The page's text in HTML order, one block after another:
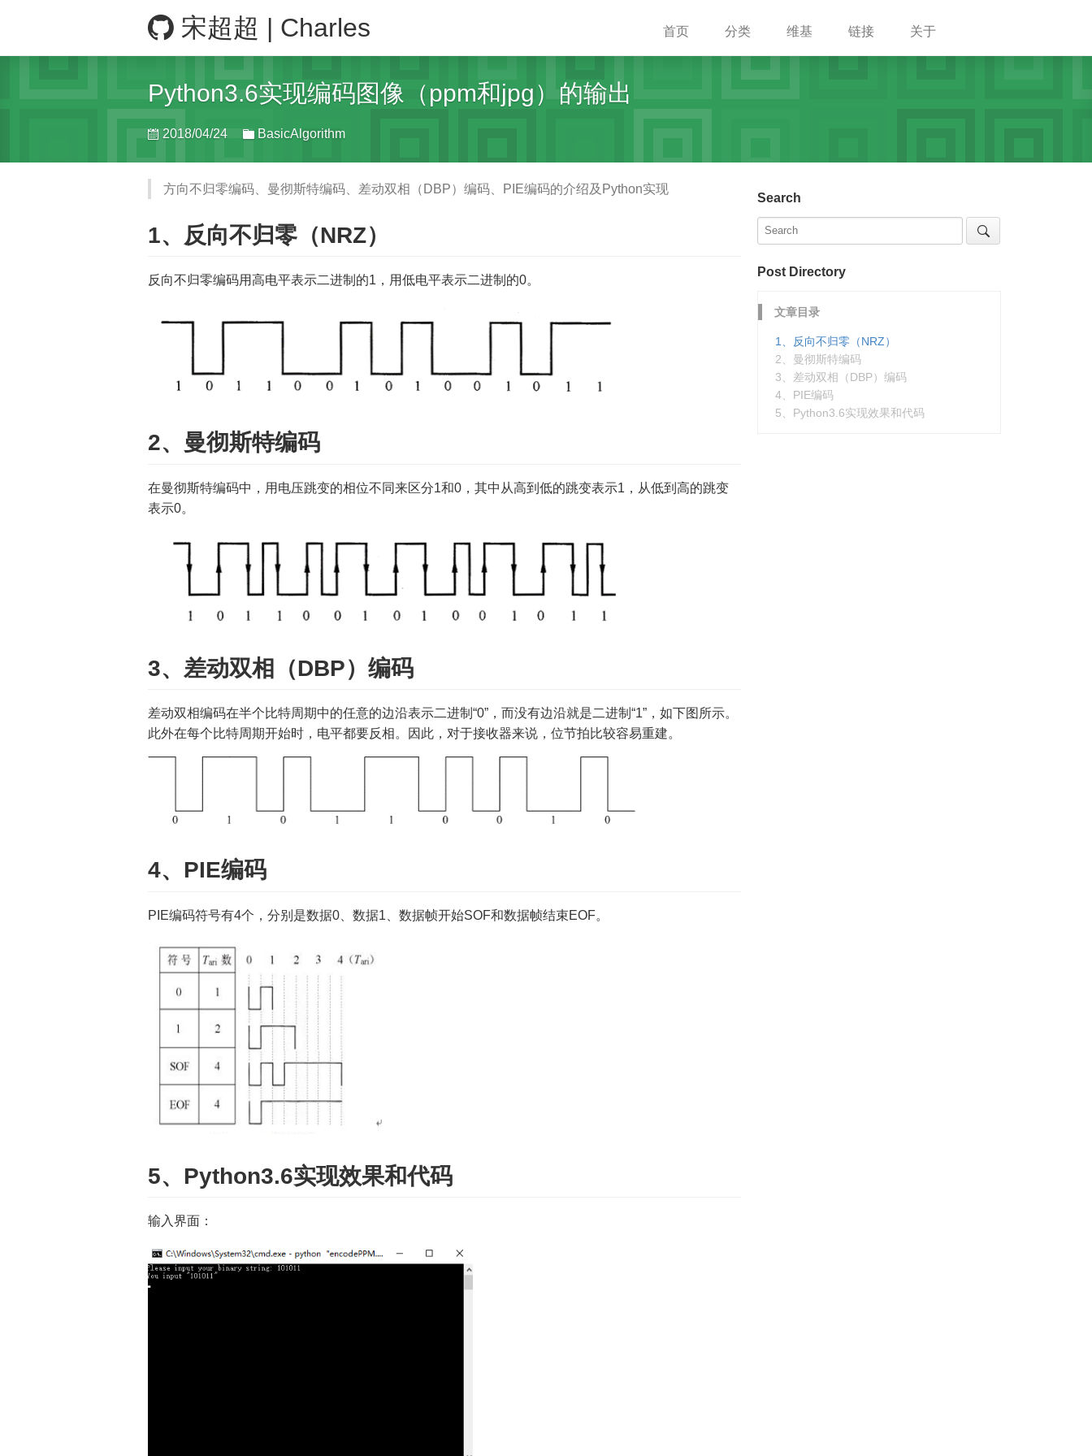
宋超超 | Charles 首页 分类 维基 链接 关于
Python3.6实现编码图像（ppm和jpg）的输出
2018/04/24 BasicAlgorithm
方向不归零编码、曼彻斯特编码、差动双相（DBP）编码、PIE编码的介绍及Python实现
1、反向不归零（NRZ）
反向不归零编码用高电平表示二进制的1，用低电平表示二进制的0。
2、曼彻斯特编码
在曼彻斯特编码中，用电压跳变的相位不同来区分1和0，其中从高到低的跳变表示1，从低到高的跳变
表示0。
3、差动双相（DBP）编码
差动双相编码在半个比特周期中的任意的边沿表示二进制“0”，而没有边沿就是二进制“1”，如下图所示。
此外在每个比特周期开始时，电平都要反相。因此，对于接收器来说，位节拍比较容易重建。
4、PIE编码
PIE编码符号有4个，分别是数据0、数据1、数据帧开始SOF和数据帧结束EOF。
5、Python3.6实现效果和代码
输入界面：
Search
Post Directory
文章目录
1、反向不归零（NRZ）
2、曼彻斯特编码
3、差动双相（DBP）编码
4、PIE编码
5、Python3.6实现效果和代码